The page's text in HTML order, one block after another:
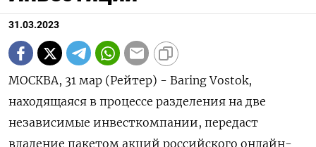
31.03.2023
МОСКВА, 31 мар (Рейтер) - Baring Vostok,
находящаяся в процессе разделения на две
независимые инвесткомпании, передаст
владение пакетом акций российского онлайн-